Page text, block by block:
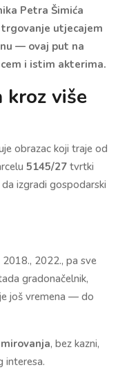
Petra Šimića
utjecajem
— ovaj put na
i istim akterima.
kroz više
obrazac koji traje od
5145/27 tvrtki
izgradi gospodarski
2022., pa sve
gradonačelnik,
još vremena — do
, bez kazni,
interesa.